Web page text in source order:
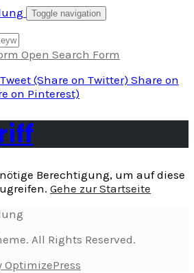
Toggle navigation
Open Search Form
Tweet (Share on Twitter) Share on
on Pinterest)
Berechtigung, um auf diese
Gehe zur Startseite
All Rights Reserved.
OptimizePress